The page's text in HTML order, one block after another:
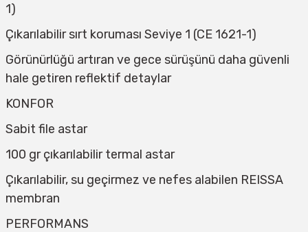
1)
Çıkarılabilir sırt koruması Seviye 1 (CE 1621-1)
Görünürlüğü artıran ve gece sürüşünü daha güvenli
hale getiren reflektif detaylar
KONFOR
Sabit file astar
100 gr çıkarılabilir termal astar
Çıkarılabilir, su geçirmez ve nefes alabilen REISSA
membran
PERFORMANS